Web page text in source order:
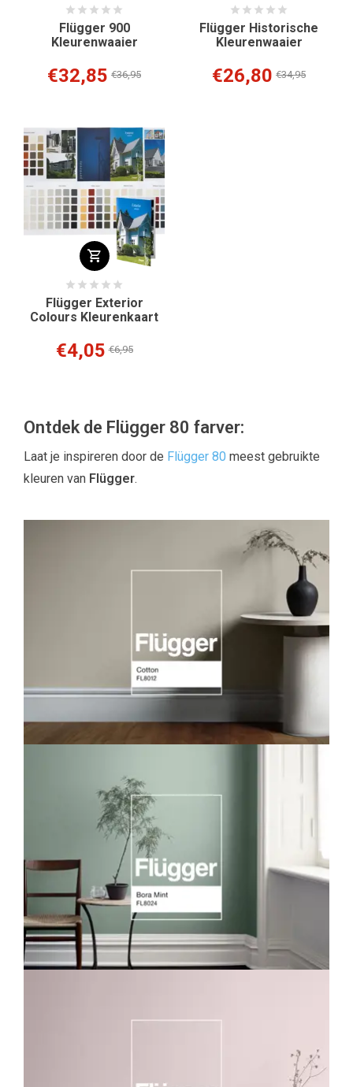
Flügger 900
Kleurenwaaier
€32,85 €36,95
Flügger Historische
Kleurenwaaier
€26,80 €34,95
Flügger Exterior
Colours Kleurenkaart
€4,05 €6,95
Ontdek de Flügger 80 farver:
Laat je inspireren door de Flügger 80 meest gebruikte
kleuren van Flügger.